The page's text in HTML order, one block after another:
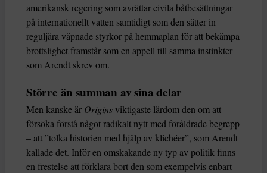
amerikansk regering som avrättar civila båtbesättningar
på internationellt vatten samtidigt som den sätter in
reguljära väpnade styrkor på hemmaplan för att bekämpa
brottslighet framstår som en appell till samma instinkter
som Arendt skrev om.
Större än summan av sina delar
Men kanske är Origins viktigaste lärdom den om att
försöka förstå något radikalt nytt med föråldrade begrepp
– att ”tolka historien med hjälp av klichéer”, som Arendt
kallade det. Inför en omskakande ny typ av politik finns
en frestelse att förklara bort den som exempelvis enbart